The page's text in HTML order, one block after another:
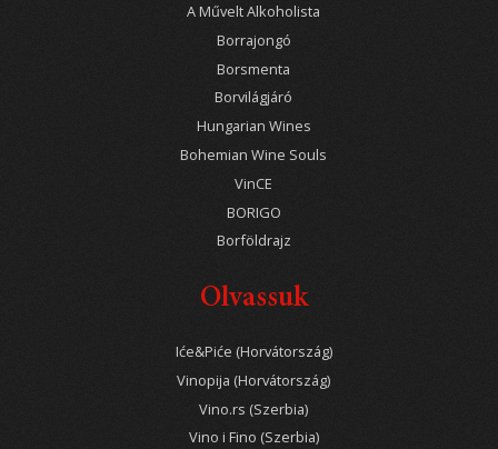
A Művelt Alkoholista
Borrajongó
Borsmenta
Borvilágjáró
Hungarian Wines
Bohemian Wine Souls
VinCE
BORIGO
Borföldrajz
Olvassuk
Iće&Piće (Horvátország)
Vinopija (Horvátország)
Vino.rs (Szerbia)
Vino i Fino (Szerbia)